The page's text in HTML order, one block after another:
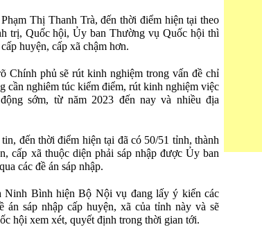
Thị Thanh Trà, đến thời điểm hiện tại theo
trị, Quốc hội, Ủy ban Thường vụ Quốc hội thì
huyện, cấp xã chậm hơn.
Chính phủ sẽ rút kinh nghiệm trong vấn đề chỉ
cần nghiêm túc kiểm điểm, rút kinh nghiệm việc
sớm, từ năm 2023 đến nay và nhiều địa
đến thời điểm hiện tại đã có 50/51 tỉnh, thành
cấp xã thuộc diện phải sáp nhập được Ủy ban
các đề án sáp nhập.
Ninh Bình hiện Bộ Nội vụ đang lấy ý kiến các
án sáp nhập cấp huyện, xã của tỉnh này và sẽ
hội xem xét, quyết định trong thời gian tới.